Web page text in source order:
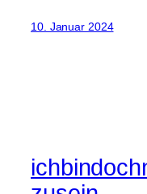
10. Januar 2024